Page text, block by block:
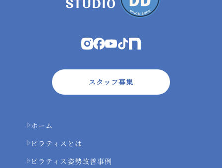
スタッフ募集
ホーム
ピラティスとは
ピラティス姿勢改善事例